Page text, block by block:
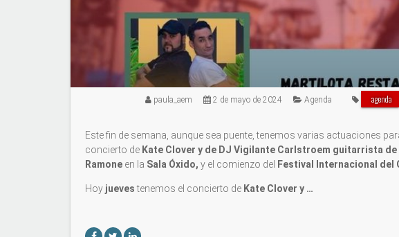
paula_aem 2 de mayo de 2024 Agenda agenda
Este fin de semana, aunque sea puente, tenemos varias actuaciones
concierto de Kate Clover y de DJ Vigilante Carlstroem guitarrista de
Ramone en la Sala Óxido, y el comienzo del Festival Internacional del
Hoy juevestenemos el concierto de Kate Clover y …